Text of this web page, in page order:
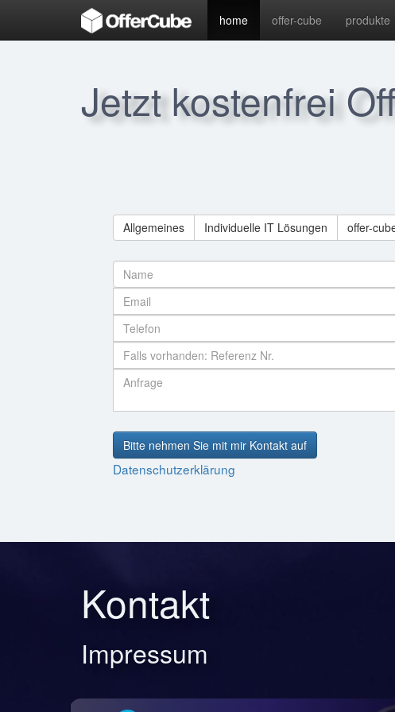
home offer-cube produkte
Jetzt kostenfrei
Allgemeines Individuelle IT Lösungen offer-
Bitte nehmen Sie mit mir Kontakt auf
Datenschutzerklärung
Kontakt
Impressum